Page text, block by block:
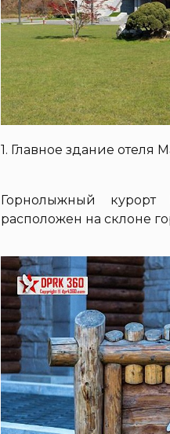
1. Главное здание отеля
Горнолыжный
расположен на склоне